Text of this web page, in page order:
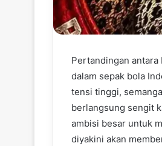
Pertandingan antara
dalam sepak bola
tensi tinggi,
berlangsung sengit
ambisi besar untuk
diyakini akan